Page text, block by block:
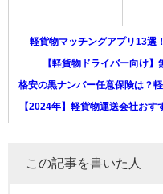
軽貨物マッチングアプリ13選
【軽貨物ドライバー向け
格安の黒ナンバー任意保険は？
【2024年】軽貨物運送会社お
この記事を書いた人